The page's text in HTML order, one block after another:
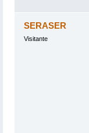
SERASER
Visitante